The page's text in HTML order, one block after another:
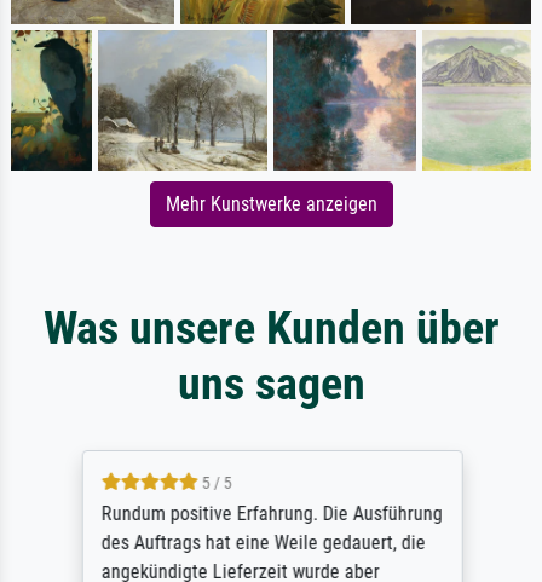
Mehr Kunstwerke anzeigen
Was unsere Kunden über
uns sagen
5 / 5
Rundum positive Erfahrung. Die Ausführung
des Auftrags hat eine Weile gedauert, die
angekündigte Lieferzeit wurde aber